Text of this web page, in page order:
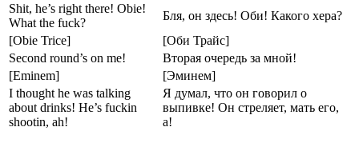
Shit, he’s right there! Obie!
What the fuck?
Бля, он здесь! Оби! Какого хера?
[Obie Trice]
[Оби Трайс]
Second round’s on me!
Вторая очередь за мной!
[Eminem]
[Эминем]
I thought he was talking
about drinks! He’s fuckin
shootin, ah!
Я думал, что он говорил о
выпивке! Он стреляет, мать его,
а!